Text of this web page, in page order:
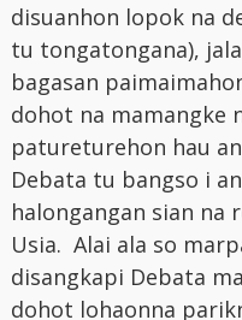
disuanhon lopok na
tu tongatongana),
bagasan
dohot na mamangke
patureturehon hau
Debata tu bangso i
halongangan sian
Usia. Alai ala so
disangkapi Debata
dohot lohaonna